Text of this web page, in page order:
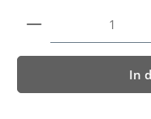
Produkt Anzahl:
In